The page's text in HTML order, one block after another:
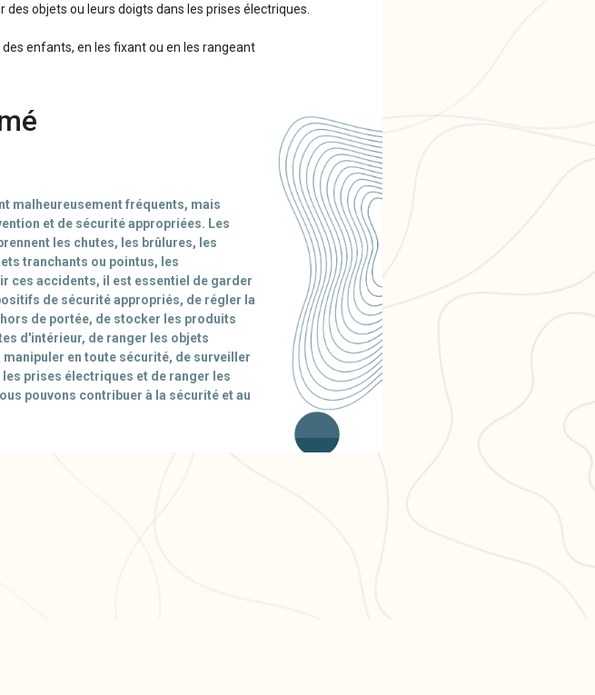
objets ou leurs doigts dans les prises électriques.
enfants, en les fixant ou en les rangeant
malheureusement fréquents, mais
et de sécurité appropriées. Les
les chutes, les brûlures, les
tranchants ou pointus, les
ces accidents, il est essentiel de garder
de sécurité appropriés, de régler la
de portée, de stocker les produits
d'intérieur, de ranger les objets
en toute sécurité, de surveiller
prises électriques et de ranger les
pouvons contribuer à la sécurité et au